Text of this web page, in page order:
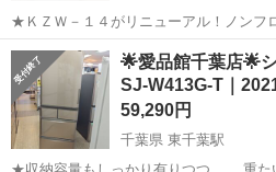
★ＫＺＷ－１４がリニューアル！ノンフ
より静音に。 ★お米のおいしさを長持ち
持や虫、カビ防止に。庫内の送風ファン
排出し、湿度を抑え、玄米の保管に適...
千葉 千葉市 東千葉駅 キッチ
🌟愛品館千葉店🌟
SJ-W413G-T｜
59,290円
千葉県 東千葉駅